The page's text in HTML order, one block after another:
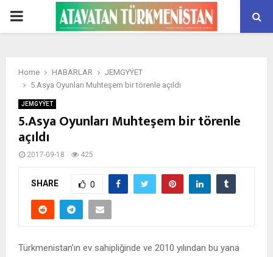
PRIMARY
Home HABARLAR
JEMGYÝET
5.Asya Oyunları Muhteşem bir törenle açıldı
JEMGYÝET
5.Asya Oyunları Muhteşem bir törenle
açıldı
2017-09-18 425
SHARE 0
Türkmenistan’ın ev sahipliğinde ve 2010 yılından bu yana